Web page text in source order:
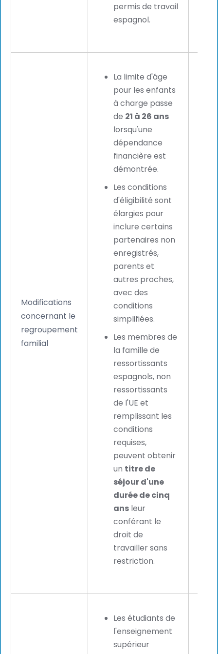
permis de travail
espagnol.
Modifications
concernant le
regroupement
familial
La limite d'âge
pour les enfants
à charge passe
de 21 à 26 ans
lorsqu'une
dépendance
financière est
démontrée.
Les conditions
d'éligibilité sont
élargies pour
inclure certains
partenaires non
enregistrés,
parents et
autres proches,
avec des
conditions
simplifiées.
Les membres de
la famille de
ressortissants
espagnols, non
ressortissants
de l'UE et
remplissant les
conditions
requises,
peuvent obtenir
un titre de
séjour d'une
durée de cinq
ans leur
conférant le
droit de
travailler sans
restriction.
Les étudiants de
l'enseignement
supérieur